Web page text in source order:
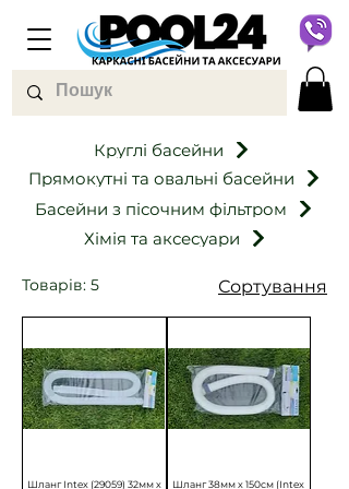
Круглі басейни
Прямокутні та овальні басейни
Басейни з пісочним фільтром
Хімія та аксесуари
Товарів: 5 Сортування
Шланг Intex (29059) 32мм х
Шланг 38мм х 150см (Intex